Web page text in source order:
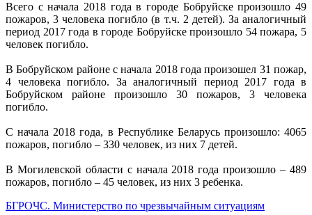
Всего с начала 2018 года в городе Бобруйске произошло 49
пожаров, 3 человека погибло (в т.ч. 2 детей). За аналогичный
период 2017 года в городе Бобруйске произошло 54 пожара, 5
человек погибло.
В Бобруйском районе с начала 2018 года произошел 31 пожар,
4 человека погибло. За аналогичный период 2017 года в
Бобруйском районе произошло 30 пожаров, 3 человека
погибло.
С начала 2018 года, в Республике Беларусь произошло: 4065
пожаров, погибло – 330 человек, из них 7 детей.
В Могилевской области с начала 2018 года произошло – 489
пожаров, погибло – 45 человек, из них 3 ребенка.
БГРОЧС. Министерство по чрезвычайным ситуациям